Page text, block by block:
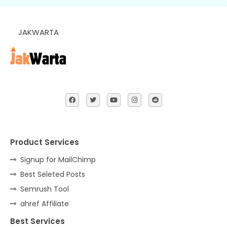
JAKWARTA
Product Services
Signup for MailChimp
Best Seleted Posts
Semrush Tool
ahref Affiliate
Best Services